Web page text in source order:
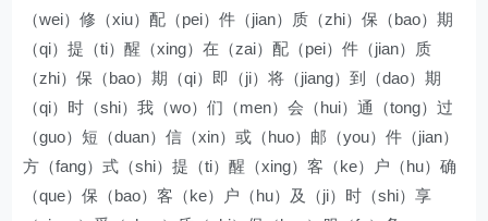
（wei）修（xiu）配（pei）件（jian）质（zhi）保（bao）期
（qi）提（ti）醒（xing）在（zai）配（pei）件（jian）质
（zhi）保（bao）期（qi）即（ji）将（jiang）到（dao）期
（qi）时（shi）我（wo）们（men）会（hui）通（tong）过
（guo）短（duan）信（xin）或（huo）邮（you）件（jian）
方（fang）式（shi）提（ti）醒（xing）客（ke）户（hu）确
（que）保（bao）客（ke）户（hu）及（ji）时（shi）享